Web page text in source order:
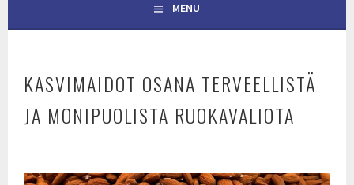
MENU
KASVIMAIDOT OSANA TERVEELLISTÄ
JA MONIPUOLISTA RUOKAVALIOTA